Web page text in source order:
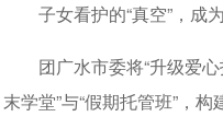
子女看护的“真空”，成
团广水市委将“升级爱心
末学堂”与“假期托管班”，